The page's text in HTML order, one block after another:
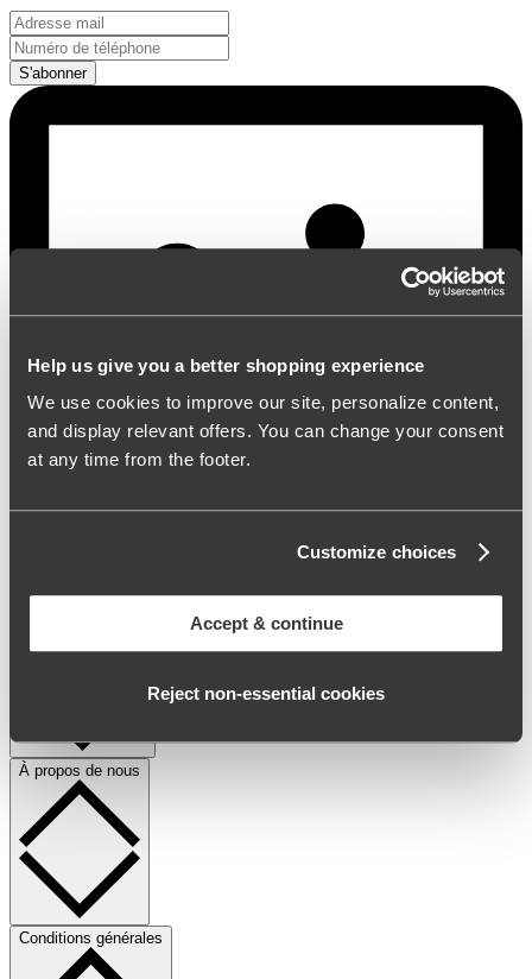
Help us give you a better shopping experience
We use cookies to improve our site, personalize content,
and display relevant offers. You can change your consent
at any time from the footer.
Customize choices
Accept & continue
Reject non‑essential cookies
S'abonner
Informations client
À propos de nous
Conditions générales